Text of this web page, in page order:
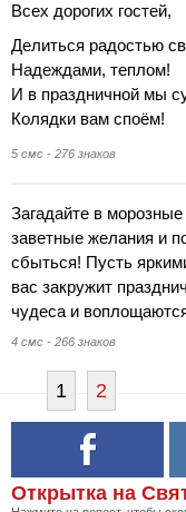
Всех дорогих гостей,
Делиться радостью
Надеждами, теплом!
И в праздничной мы
Колядки вам споём!
5 смс - 276 знаков
Загадайте в
заветные желания и
сбыться! Пусть
вас закружит
чудеса и
4 смс - 266 знаков
1 2
Открытка на